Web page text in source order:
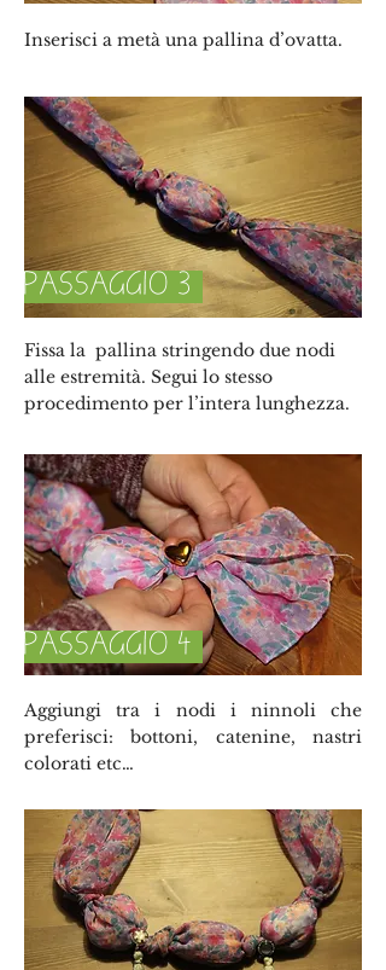
Inserisci a metà una pallina d’ovatta.
PASSAGGIO 3
Fissa la pallina stringendo due nodi
alle estremità. Segui lo stesso
procedimento per l’intera lunghezza.
PASSAGGIO 4
Aggiungi tra i nodi i ninnoli che
preferisci: bottoni, catenine, nastri
colorati etc…